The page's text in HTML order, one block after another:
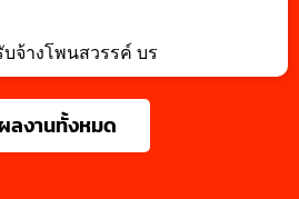
บจ้างโพนสวรรค์ บร
ลงานทั้งหมด